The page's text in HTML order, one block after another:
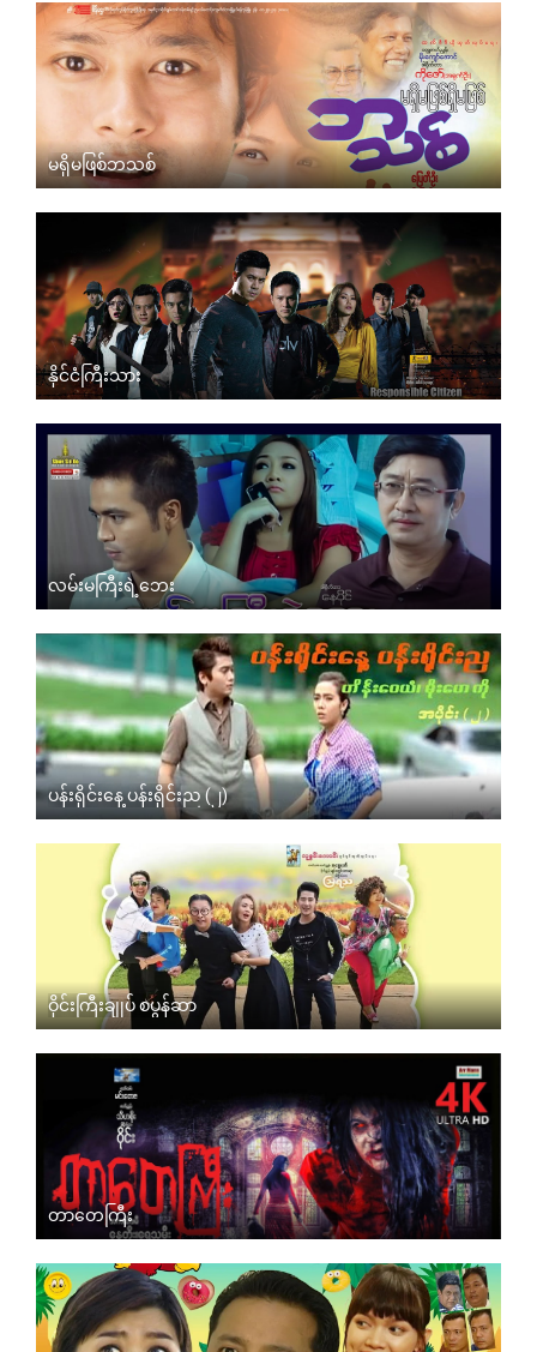
မရှိမဖြစ်ဘသစ်
နိုင်ငံကြီးသား
လမ်းမကြီးရဲ့ဘေး
ပန်းရိုင်းနေ့ ပန်းရိုင်းည (၂)
ဝိုင်းကြီးချုပ် စပွန်ဆာ
တာတေကြီး